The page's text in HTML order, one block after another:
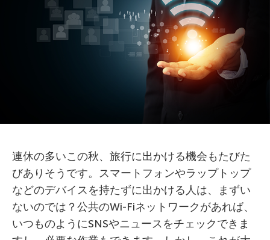
連休の多いこの秋、旅行に出かける機会もたびた
びありそうです。スマートフォンやラップトップ
などのデバイスを持たずに出かける人は、まずい
ないのでは？公共のWi-Fiネットワークがあれば、
いつものようにSNSやニュースをチェックできま